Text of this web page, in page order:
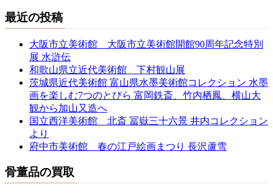
最近の投稿
大阪市立美術館 大阪市立美術館開館90周年記念特別
展 水滸伝
和歌山県立近代美術館 下村観山展
茨城県近代美術館 富山県水墨美術館コレクション 水墨
画を楽しむ7つのとびら 富岡鉄斎、竹内栖鳳、横山大
観から加山又造へ
国立西洋美術館 北斎 冨嶽三十六景 井内コレクション
より
府中市美術館 春の江戸絵画まつり 長沢蘆雪
骨董品の買取